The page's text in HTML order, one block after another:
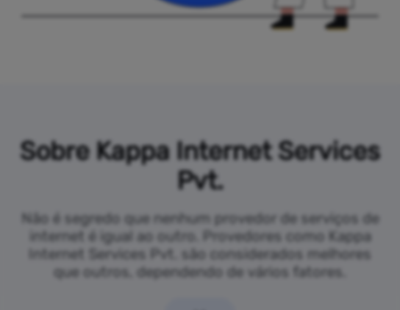
Sobre Kappa Internet Services
Pvt.
Não é segredo que nenhum provedor de serviços de
internet é igual ao outro. Provedores como Kappa
Internet Services Pvt. são considerados melhores
que outros, dependendo de vários fatores.